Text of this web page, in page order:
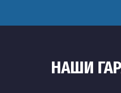
НАШИ